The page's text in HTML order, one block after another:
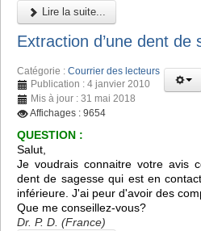
Lire la suite...
Extraction d’une dent de
Catégorie : Courrier des lecteurs
Publication : 4 janvier 2010
Mis à jour : 31 mai 2018
Affichages : 9654
QUESTION :
Salut,
Je voudrais connaitre votre avis
dent de sagesse qui est en
inférieure. J'ai peur d'avoir des
Que me conseillez-vous?
Dr. P. D. (France)